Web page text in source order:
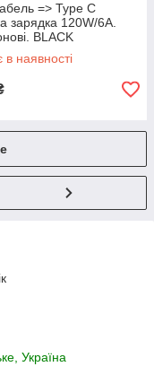
=> Type C
зарядка 120W/6A.
BLACK
наявності
Україна